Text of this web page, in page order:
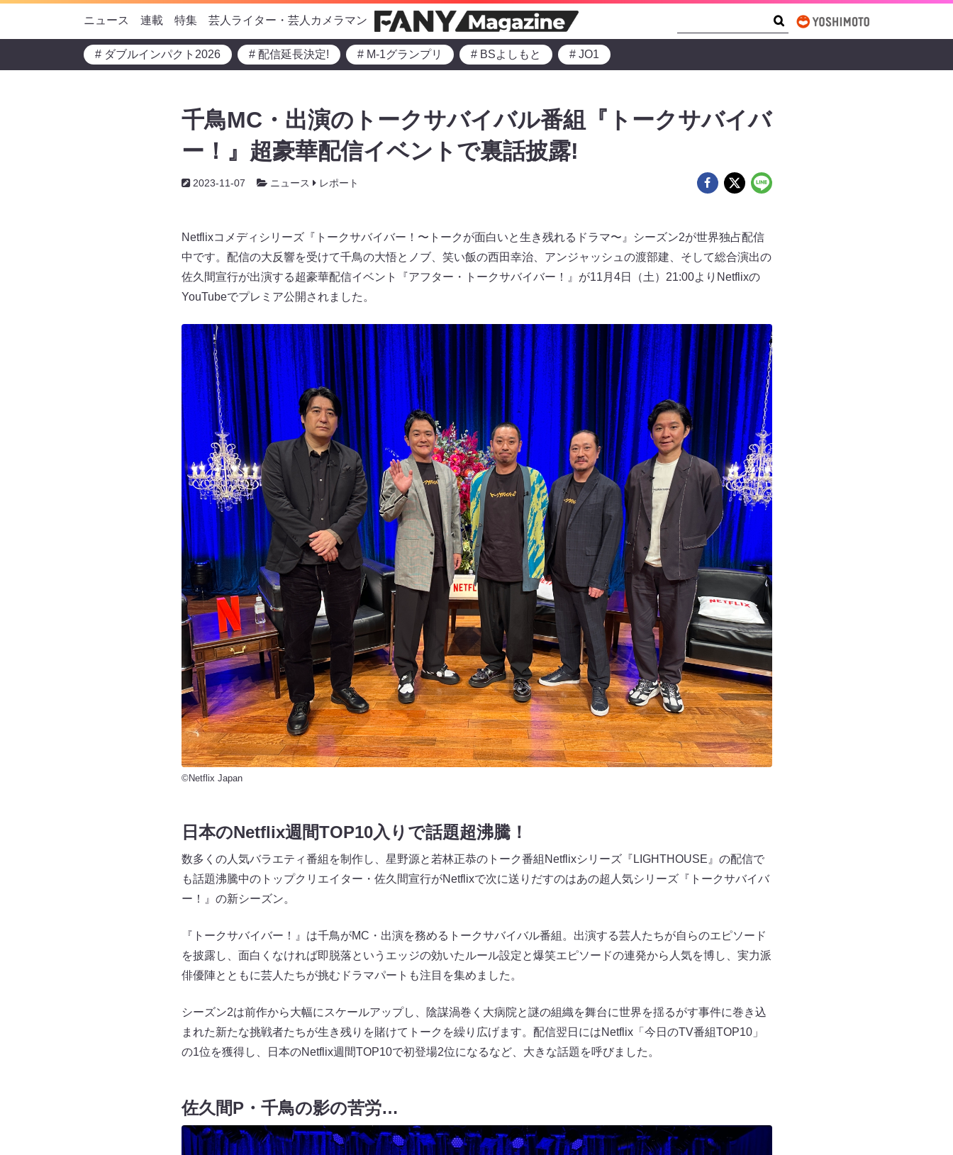
ニュース 連載 特集 芸人ライター・芸人カメラマン
# ダブルインパクト2026 # 配信延長決定! # M-1グランプリ # BSよしもと # JO1
千鳥MC・出演のトークサバイバル番組『トークサバイバ
ー！』超豪華配信イベントで裏話披露!
2023-11-07 ニュース レポート
Netflixコメディシリーズ『トークサバイバー！〜トークが面白いと生き残れるドラマ〜』シーズン2が世界独占配信
中です。配信の大反響を受けて千鳥の大悟とノブ、笑い飯の西田幸治、アンジャッシュの渡部建、そして総合演出の
佐久間宣行が出演する超豪華配信イベント『アフター・トークサバイバー！』が11月4日（土）21:00よりNetflixの
YouTubeでプレミア公開されました。
©Netflix Japan
日本のNetflix週間TOP10入りで話題超沸騰！
数多くの人気バラエティ番組を制作し、星野源と若林正恭のトーク番組Netflixシリーズ『LIGHTHOUSE』の配信で
も話題沸騰中のトップクリエイター・佐久間宣行がNetflixで次に送りだすのはあの超人気シリーズ『トークサバイバ
ー！』の新シーズン。
『トークサバイバー！』は千鳥がMC・出演を務めるトークサバイバル番組。出演する芸人たちが自らのエピソード
を披露し、面白くなければ即脱落というエッジの効いたルール設定と爆笑エピソードの連発から人気を博し、実力派
俳優陣とともに芸人たちが挑むドラマパートも注目を集めました。
シーズン2は前作から大幅にスケールアップし、陰謀渦巻く大病院と謎の組織を舞台に世界を揺るがす事件に巻き込
まれた新たな挑戦者たちが生き残りを賭けてトークを繰り広げます。配信翌日にはNetflix「今日のTV番組TOP10」
の1位を獲得し、日本のNetflix週間TOP10で初登場2位になるなど、大きな話題を呼びました。
佐久間P・千鳥の影の苦労…